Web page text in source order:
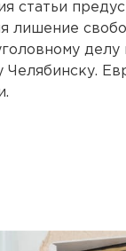
статьи
лишение